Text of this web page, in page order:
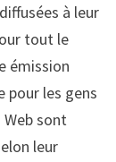
à leur
tout le
émission
pour les gens
Web sont
leur